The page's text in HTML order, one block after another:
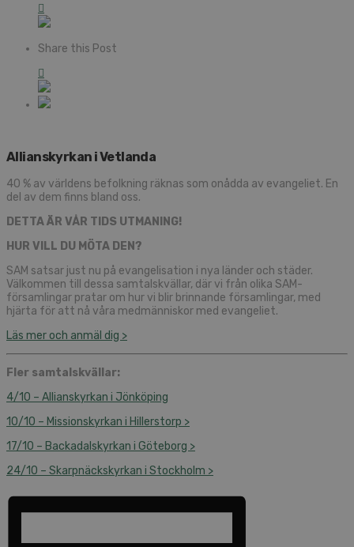
Share this Post
Allianskyrkan i Vetlanda
40 % av världens befolkning räknas som onådda av evangeliet. En
del av dem finns bland oss.
DETTA ÄR VÅR TIDS UTMANING!
HUR VILL DU MÖTA DEN?
SAM satsar just nu på evangelisation i nya länder och städer.
Välkommen till dessa samtalskvällar, där vi från olika SAM-
församlingar pratar om hur vi blir brinnande församlingar, med
hjärta för att nå våra medmänniskor med evangeliet.
Läs mer och anmäl dig >
Fler samtalskvällar:
4/10 – Allianskyrkan i Jönköping
10/10 – Missionskyrkan i Hillerstorp >
17/10 – Backadalskyrkan i Göteborg >
24/10 – Skarpnäckskyrkan i Stockholm >